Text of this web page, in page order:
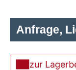
Anfrage,
zur